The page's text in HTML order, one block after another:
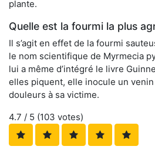
plante.
Quelle est la fourmi la plus
Il s’agit en effet de la fourmi
le nom scientifique de Myrmecia
lui a même d’intégré le livre
elles piquent, elle inocule un venin
douleurs à sa victime.
4.7 / 5 (103 votes)